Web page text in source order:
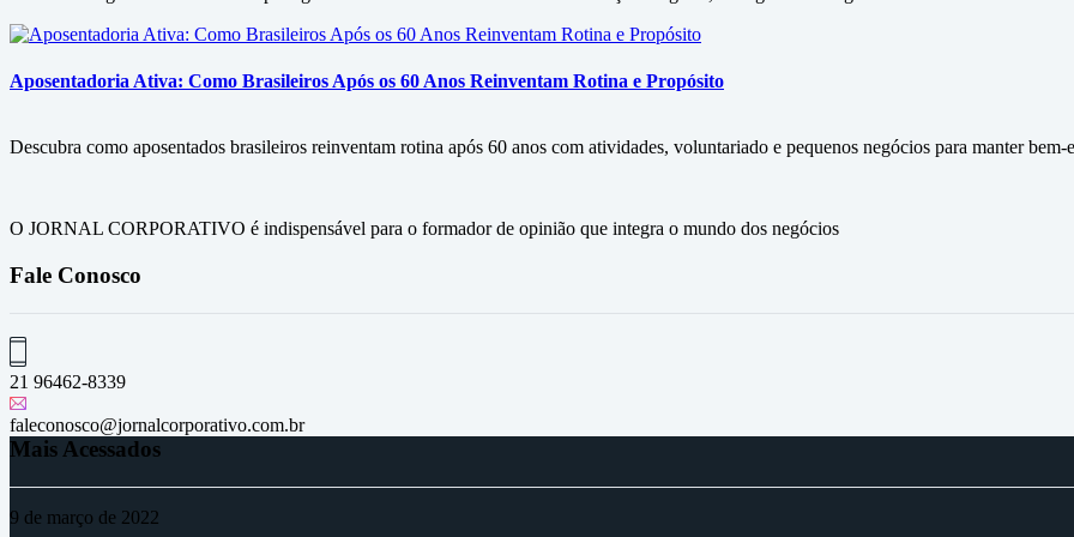
Aposentadoria Ativa: Como Brasileiros Após os 60 Anos Reinventam Rotina e Propósito
Descubra como aposentados brasileiros reinventam rotina após 60 anos com atividades, voluntariado e pequenos negócios para manter bem-
O JORNAL CORPORATIVO é indispensável para o formador de opinião que integra o mundo dos negócios
Fale Conosco
21 96462-8339
faleconosco@jornalcorporativo.com.br
Mais Acessados
9 de março de 2022